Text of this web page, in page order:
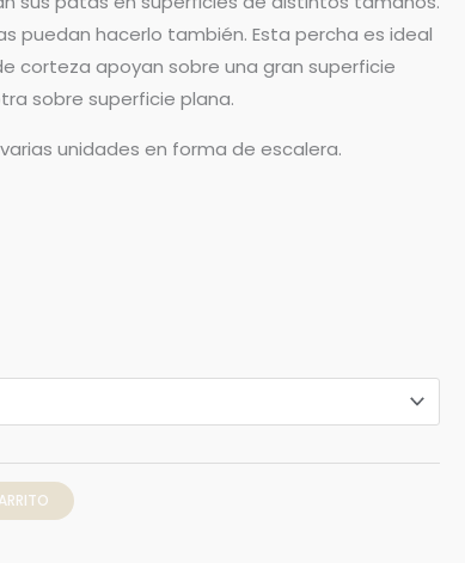
puedan hacerlo también. Esta percha es ideal
corteza apoyan sobre una gran superficie
sobre superficie plana.
unidades en forma de escalera.